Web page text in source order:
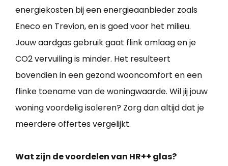
energiekosten bij een energieaanbieder zoals
Eneco en Trevion, en is goed voor het milieu.
Jouw aardgas gebruik gaat flink omlaag en je
CO2 vervuiling is minder. Het resulteert
bovendien in een gezond wooncomfort en een
flinke toename van de woningwaarde. Wil jij jouw
woning voordelig isoleren? Zorg dan altijd dat je
meerdere offertes vergelijkt.
Wat zijn de voordelen van HR++ glas?